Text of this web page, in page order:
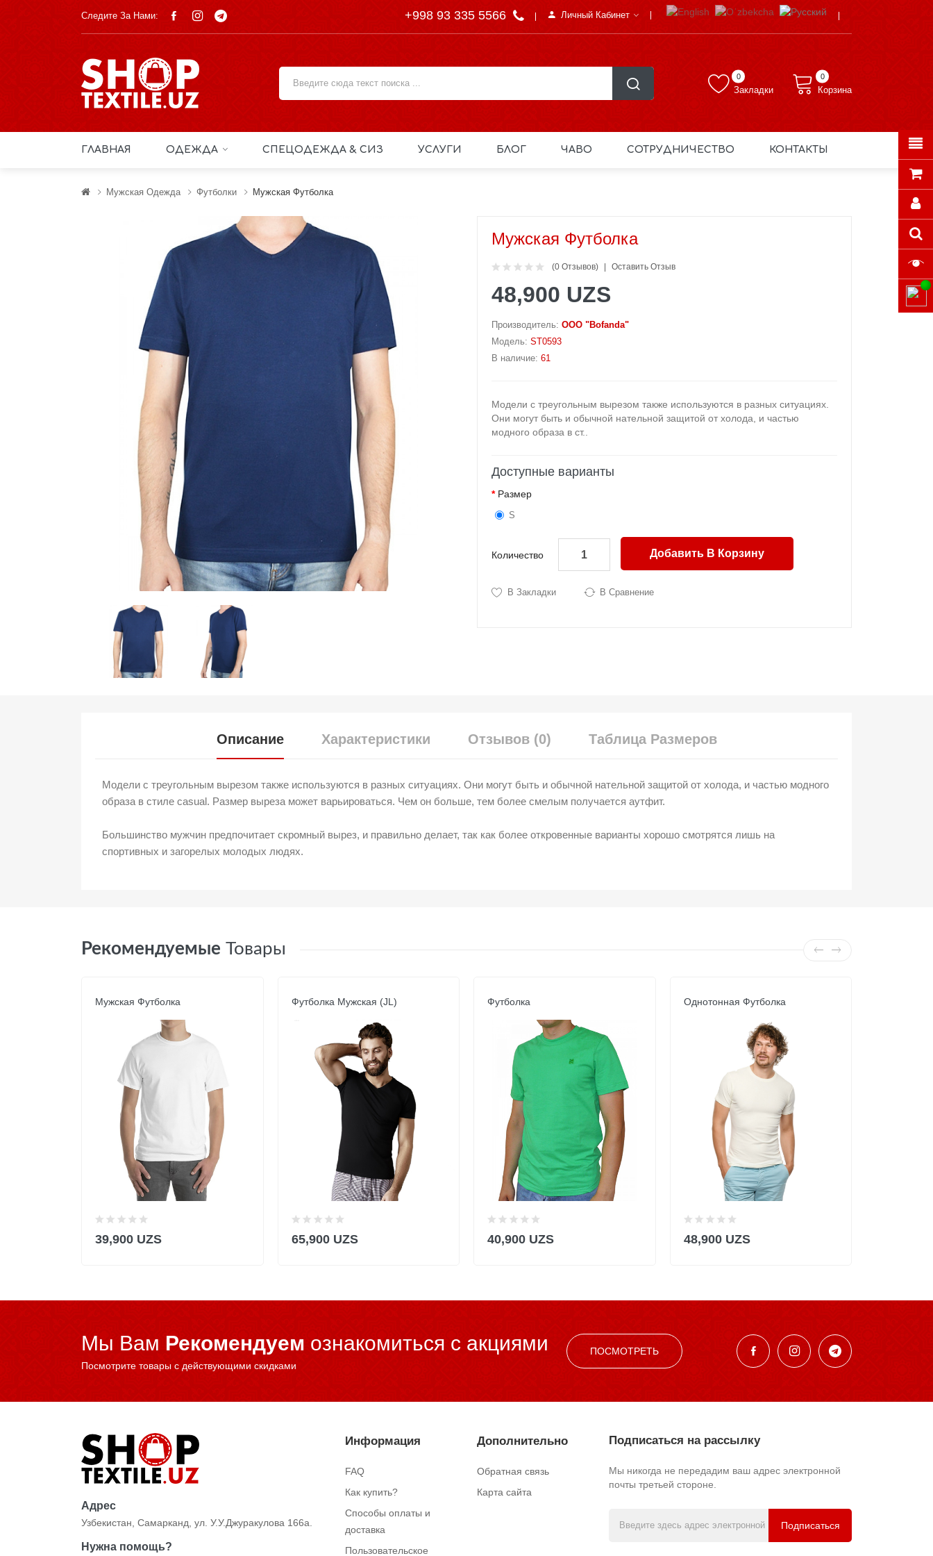
Следите За Нами: +998 93 335 5566 Личный Кабинет
Закладки
0 0
Корзина
ГЛАВНАЯ ОДЕЖДА СПЕЦОДЕЖДА & СИЗ УСЛУГИ БЛОГ ЧАВО СОТРУДНИЧЕСТВО КОНТАКТЫ
Мужская Одежда Футболки Мужская Футболка
Мужская Футболка
(0 Отзывов) Оставить Отзыв
48,900 UZS
Производитель: OOO "Bofanda"
Модель: ST0593
В наличие: 61
Модели с треугольным вырезом также используются в разных ситуациях.
Они могут быть и обычной нательной защитой от холода, и частью
модного образа в ст..
Доступные варианты
Размер
S
Количество Добавить В Корзину
В Закладки В Сравнение
Описание Характеристики Отзывов (0) Таблица Размеров
Модели с треугольным вырезом также используются в разных ситуациях. Они могут быть и обычной нательной защитой от холода, и частью модного
образа в стиле casual. Размер выреза может варьироваться. Чем он больше, тем более смелым получается аутфит.
Большинство мужчин предпочитает скромный вырез, и правильно делает, так как более откровенные варианты хорошо смотрятся лишь на
спортивных и загорелых молодых людях.
Рекомендуемые Товары
Мужская Футболка
39,900 UZS
Футболка Мужская (JL)
65,900 UZS
Футболка
40,900 UZS
Однотонная Футболка
48,900 UZS
Мы Вам Рекомендуем ознакомиться c акциями
Посмотрите товары с действующими скидками
ПОСМОТРЕТЬ
Адрес
Узбекистан, Самарканд, ул. У.У.Джуракулова 166а.
Нужна помощь?
Информация
FAQ
Как купить?
Способы оплаты и
доставка
Пользовательское
Дополнительно
Обратная связь
Карта сайта
Подписаться на рассылку
Мы никогда не передадим ваш адрес электронной
почты третьей стороне.
Подписаться